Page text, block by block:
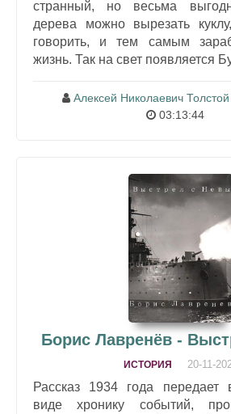
странный, но весьма
дерева можно вырезать
говорить, и тем самым
жизнь. Так на свет появляется
Алексей Николаевич Толстой
03:13:44
Борис Лавренёв -
ИСТОРИЯ 20-11-
Рассказ 1934 года передает
виде хронику событий,